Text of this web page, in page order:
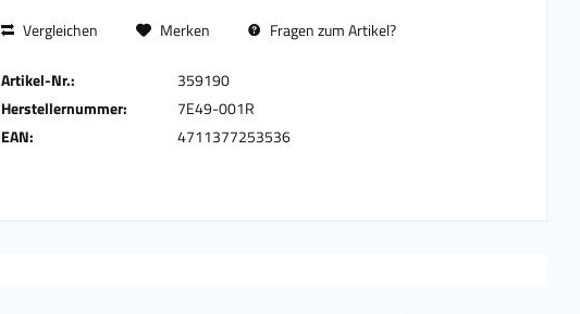
Vergleichen Merken Fragen zum Artikel?
Artikel-Nr.:
359190
Herstellernummer:
7E49-001R
EAN:
4711377253536